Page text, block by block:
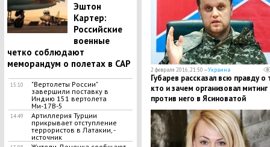
Эштон
Картер:
Российские
военные
четко соблюдают
меморандум о полетах в САР
15:10
"Вертолеты России"
завершили поставку в
Индию 151 вертолета
Ми-17В-5
14:49
Артиллерия Турции
прикрывает отступление
террористов в Латакии, -
источник
2 февраля 2016, 21:50 —Украина
Губарев рассказал всю правду о
кто и зачем организовал митинг
против него в Ясиноватой